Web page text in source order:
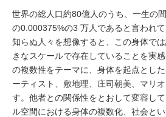
世界の総人口約80億人のうち、一生の
の0.000375%の3 万人であると言われ
知らぬ人々を想像すると、この身体で
きなスケールで存在していることを実
の複数性をテーマに、身体を起点とし
ーティスト、敷地理、庄司朝美、マリ
す。他者との関係性をとおして変容し
ル空間における身体の複数化、社会と